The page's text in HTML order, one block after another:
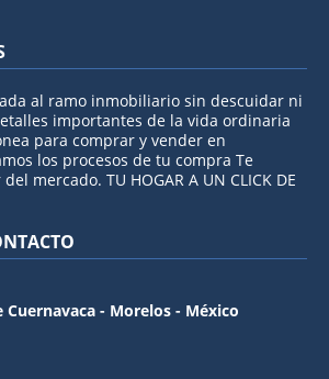
al ramo inmobiliario sin descuidar ni
importantes de la vida ordinaria
para comprar y vender en
los procesos de tu compra Te
mercado. TU HOGAR A UN CLICK DE
Cuernavaca - Morelos - México